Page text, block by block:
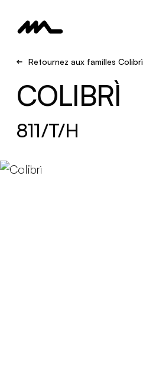
Retournez aux familles Colibrì
COLIBRÌ
811/T/H